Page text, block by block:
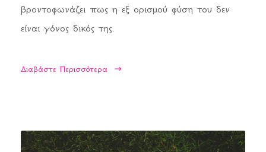
βροντοφωνάζει πως η εξ ορισμού φύση του δεν
είναι γόνος δικός της.
Διαβάστε Περισσότερα